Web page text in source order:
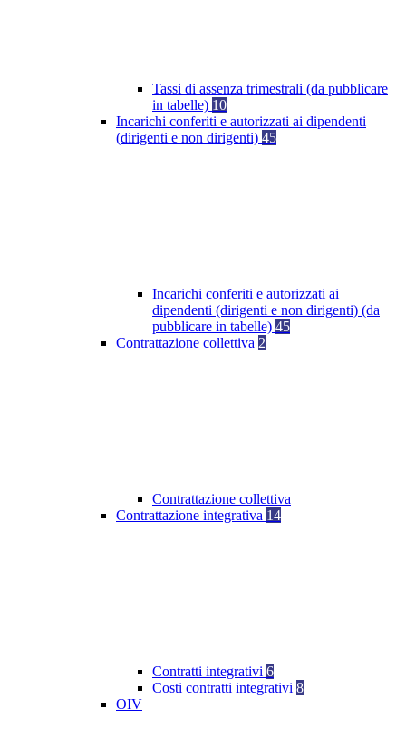
Tassi di assenza trimestrali (da pubblicare
in tabelle) 10
Incarichi conferiti e autorizzati ai dipendenti
(dirigenti e non dirigenti) 45
Incarichi conferiti e autorizzati ai
dipendenti (dirigenti e non dirigenti) (da
pubblicare in tabelle) 45
Contrattazione collettiva 2
Contrattazione collettiva
Contrattazione integrativa 14
Contratti integrativi 6
Costi contratti integrativi 8
OIV